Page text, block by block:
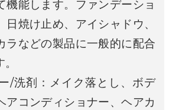
機能します。ファンデーショ
日焼け止め、アイシャドウ、
ラなどの製品に一般的に配合
/洗剤：メイク落とし、ボデ
アコンディショナー、ヘアカ